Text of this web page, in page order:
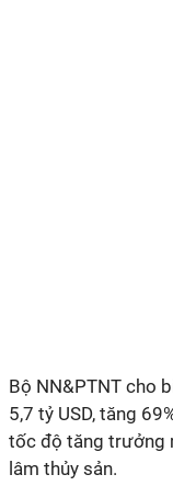
Bộ NN&PTNT cho
5,7 tỷ USD, tăng
tốc độ tăng trưởng
lâm thủy sản.